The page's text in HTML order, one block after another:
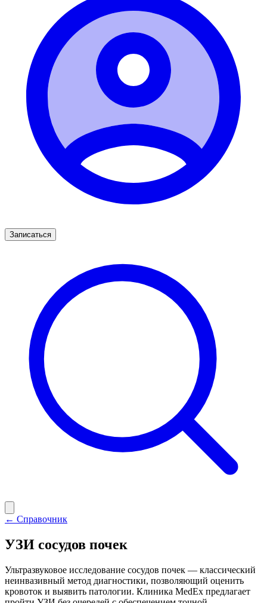
Записаться
← Справочник
УЗИ сосудов почек
Ультразвуковое исследование сосудов почек — классический
неинвазивный метод диагностики, позволяющий оценить
кровоток и выявить патологии. Клиника MedEx предлагает